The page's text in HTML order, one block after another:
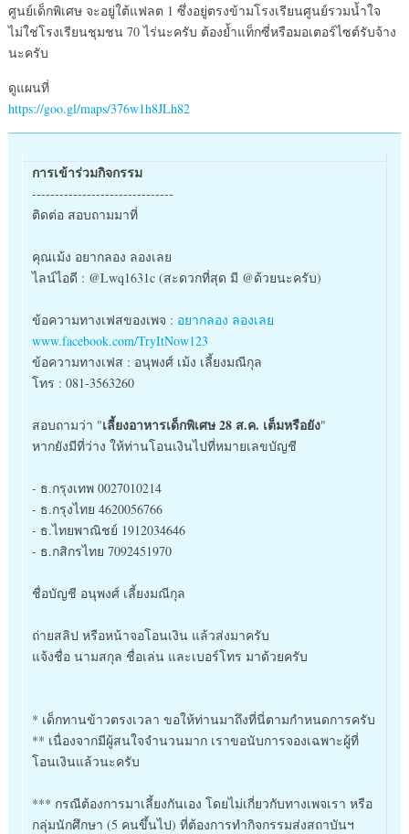
ศูนย์เด็กพิเศษ จะอยู่ใต้แฟลต 1 ซึ่งอยู่ตรงข้ามโรงเรียนศูนย์รวมน้ำใจ
ไม่ใช่โรงเรียนชุมชน 70 ไร่นะครับ ต้องย้ำแท็กซี่หรือมอเตอร์ไซต์รับจ้าง
นะครับ
ดูแผนที่
https://goo.gl/maps/376w1h8JLh82
การเข้าร่วมกิจกรรม
-------------------------------
ติดต่อ สอบถามมาที่
คุณเม้ง อยากลอง ลองเลย
ไลน์ไอดี : @Lwq1631c (สะดวกที่สุด มี @ด้วยนะครับ)
ข้อความทางเฟสของเพจ : อยากลอง ลองเลย
www.facebook.com/TryItNow123
ข้อความทางเฟส : อนุพงศ์ เม้ง เลี้ยงมณีกุล
โทร : 081-3563260
สอบถามว่า "เลี้ยงอาหารเด็กพิเศษ 28 ส.ค. เต็มหรือยัง"
หากยังมีที่ว่าง ให้ท่านโอนเงินไปที่หมายเลขบัญชี
- ธ.กรุงเทพ 0027010214
- ธ.กรุงไทย 4620056766
- ธ.ไทยพาณิชย์ 1912034646
- ธ.กสิกรไทย 7092451970
ชื่อบัญชี อนุพงศ์ เลี้ยงมณีกุล
ถ่ายสลิป หรือหน้าจอโอนเงิน แล้วส่งมาครับ
แจ้งชื่อ นามสกุล ชื่อเล่น และเบอร์โทร มาด้วยครับ
* เด็กทานข้าวตรงเวลา ขอให้ท่านมาถึงที่นี่ตามกำหนดการครับ
** เนื่องจากมีผู้สนใจจำนวนมาก เราขอนับการจองเฉพาะผู้ที่
โอนเงินแล้วนะครับ
*** กรณีต้องการมาเลี้ยงกันเอง โดยไม่เกี่ยวกับทางเพจเรา หรือ
กลุ่มนักศึกษา (5 คนขึ้นไป) ที่ต้องการทำกิจกรรมส่งสถาบันฯ